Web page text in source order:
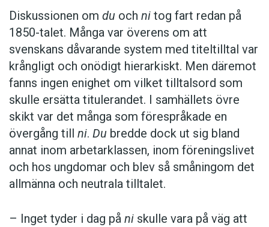
Diskussionen om du och ni tog fart redan på
1850-talet. Många var överens om att
svenskans dåvarande system med titeltilltal var
krångligt och onödigt hierarkiskt. Men däremot
fanns ingen enighet om vilket tilltalsord som
skulle ersätta titulerandet. I samhällets övre
skikt var det många som förespråkade en
övergång till ni. Du bredde dock ut sig bland
annat inom arbetarklassen, inom föreningslivet
och hos ungdomar och blev så småningom det
allmänna och neutrala tilltalet.
– Inget tyder i dag på ni skulle vara på väg att